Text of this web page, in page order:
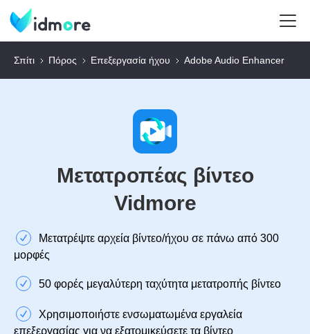
Σπίτι Πόρος Επεξεργασία ήχου Adobe Audio Enhancer
Μετατροπέας βίντεο
Vidmore
Μετατρέψτε αρχεία βίντεο/ήχου σε πάνω από 300
μορφές
50 φορές μεγαλύτερη ταχύτητα μετατροπής βίντεο
Χρησιμοποιήστε ενσωματωμένα εργαλεία
επεξεργασίας για να εξατομικεύσετε τα βίντεο